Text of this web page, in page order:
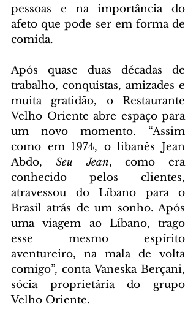
pessoas e na importância do
afeto que pode ser em forma de
comida.
Após quase duas décadas de
trabalho, conquistas, amizades e
muita gratidão, o Restaurante
Velho Oriente abre espaço para
um novo momento. “Assim
como em 1974, o libanês Jean
Abdo, Seu Jean, como era
conhecido pelos clientes,
atravessou do Líbano para o
Brasil atrás de um sonho. Após
uma viagem ao Líbano, trago
esse mesmo espírito
aventureiro, na mala de volta
comigo”, conta Vaneska Berçani,
sócia proprietária do grupo
Velho Oriente.